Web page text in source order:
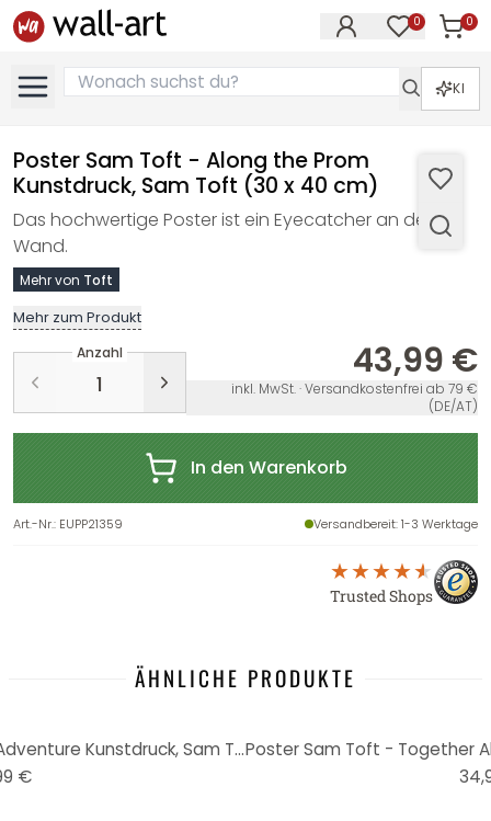
0 0
KI
Poster Sam Toft - Along the Prom
Kunstdruck, Sam Toft (30 x 40 cm)
Das hochwertige Poster ist ein Eyecatcher an der
Wand.
Mehr von Toft
Mehr zum Produkt
Anzahl 43,99 €
inkl. MwSt. · Versandkostenfrei ab 79 €
(DE/AT)
In den Warenkorb
Art.-Nr.: EUPP21359 Versandbereit: 1-3 Werktage
Trusted Shops
ÄHNLICHE PRODUKTE
Poster Sam Toft - A Bit of an Adventure Kunstdruck, Sam Toft (30 x 30 cm)
€